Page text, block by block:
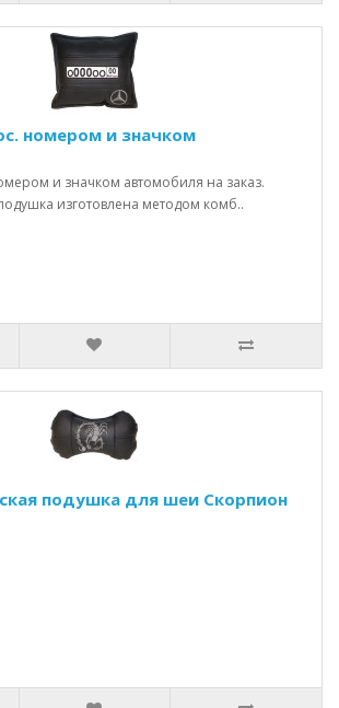
номером и значком
и значком автомобиля на заказ.
изготовлена методом комб..
подушка для шеи Скорпион